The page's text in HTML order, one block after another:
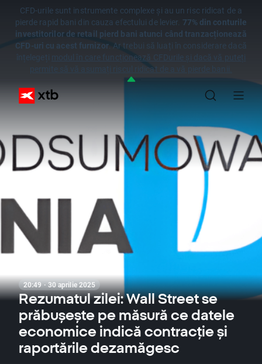
CFD-urile sunt instrumente complexe și au un risc ridicat de a
pierde rapid bani din cauza efectului de levier. 77% din conturile
investitorilor de retail pierd bani atunci când tranzacționează
CFD-uri cu acest furnizor. Ar trebui să luați în considerare dacă
înțelegeți modul în care funcționează CFDurile și dacă vă puteți
permite să vă asumați riscul ridicat de a vă pierde banii.
20:49 · 30 aprilie 2025
Rezumatul zilei: Wall Street se
prăbușește pe măsură ce datele
economice indică contracție și
raportările dezamăgesc